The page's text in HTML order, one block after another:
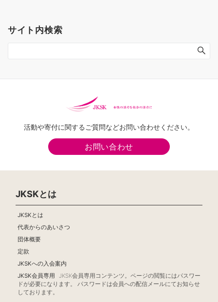
サイト内検索
活動や寄付に関するご質問などお問い合わせください。
お問い合わせ
JKSKとは
JKSKとは
代表からのあいさつ
団体概要
定款
JKSKへの入会案内
JKSK会員専用
JKSK会員専用コンテンツ。ページの閲覧にはパスワー
ドが必要になります。 パスワードは会員への配信メールにてお知らせ
しております。